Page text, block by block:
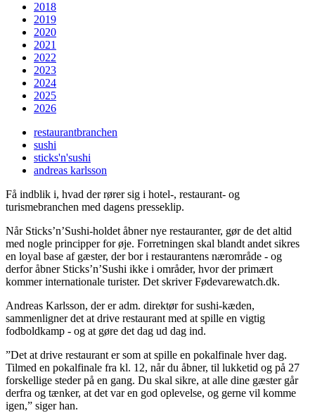
2018
2019
2020
2021
2022
2023
2024
2025
2026
restaurantbranchen
sushi
sticks'n'sushi
andreas karlsson
Få indblik i, hvad der rører sig i hotel-, restaurant- og
turismebranchen med dagens presseklip.
Når Sticks’n’Sushi-holdet åbner nye restauranter, gør de det altid
med nogle principper for øje. Forretningen skal blandt andet sikres
en loyal base af gæster, der bor i restaurantens nærområde - og
derfor åbner Sticks’n’Sushi ikke i områder, hvor der primært
kommer internationale turister. Det skriver Fødevarewatch.dk.
Andreas Karlsson, der er adm. direktør for sushi-kæden,
sammenligner det at drive restaurant med at spille en vigtig
fodboldkamp - og at gøre det dag ud dag ind.
”Det at drive restaurant er som at spille en pokalfinale hver dag.
Tilmed en pokalfinale fra kl. 12, når du åbner, til lukketid og på 27
forskellige steder på en gang. Du skal sikre, at alle dine gæster går
derfra og tænker, at det var en god oplevelse, og gerne vil komme
igen,” siger han.